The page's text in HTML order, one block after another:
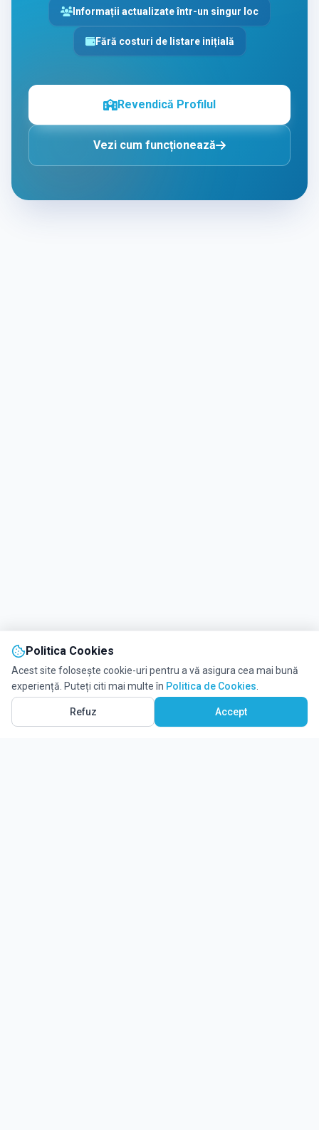
Informații actualizate într-un singur loc
Fără costuri de listare inițială
Revendică Profilul
Vezi cum funcționează
Politica Cookies
Acest site folosește cookie-uri pentru a vă asigura cea mai bună
experiență. Puteți citi mai multe în Politica de Cookies
Refuz Accept